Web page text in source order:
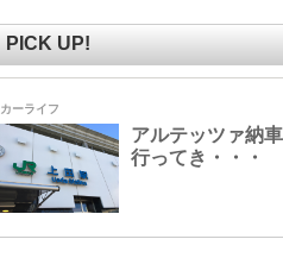
PICK UP!
カーライフ
アルテッツァ納
行ってき・・・